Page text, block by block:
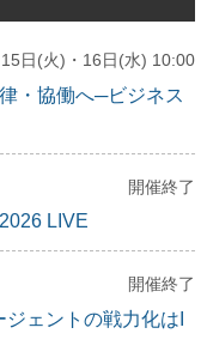
日(火)・16日(水) 10:00
・協働へ─ビジネス
開催終了
LIVE
開催終了
ェントの戦力化はI